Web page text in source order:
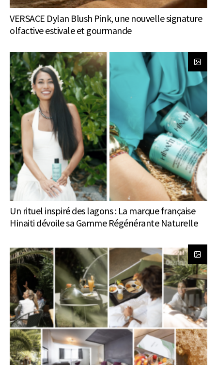
VERSACE Dylan Blush Pink, une nouvelle signature
olfactive estivale et gourmande
Un rituel inspiré des lagons : La marque française
Hinaiti dévoile sa Gamme Régénérante Naturelle